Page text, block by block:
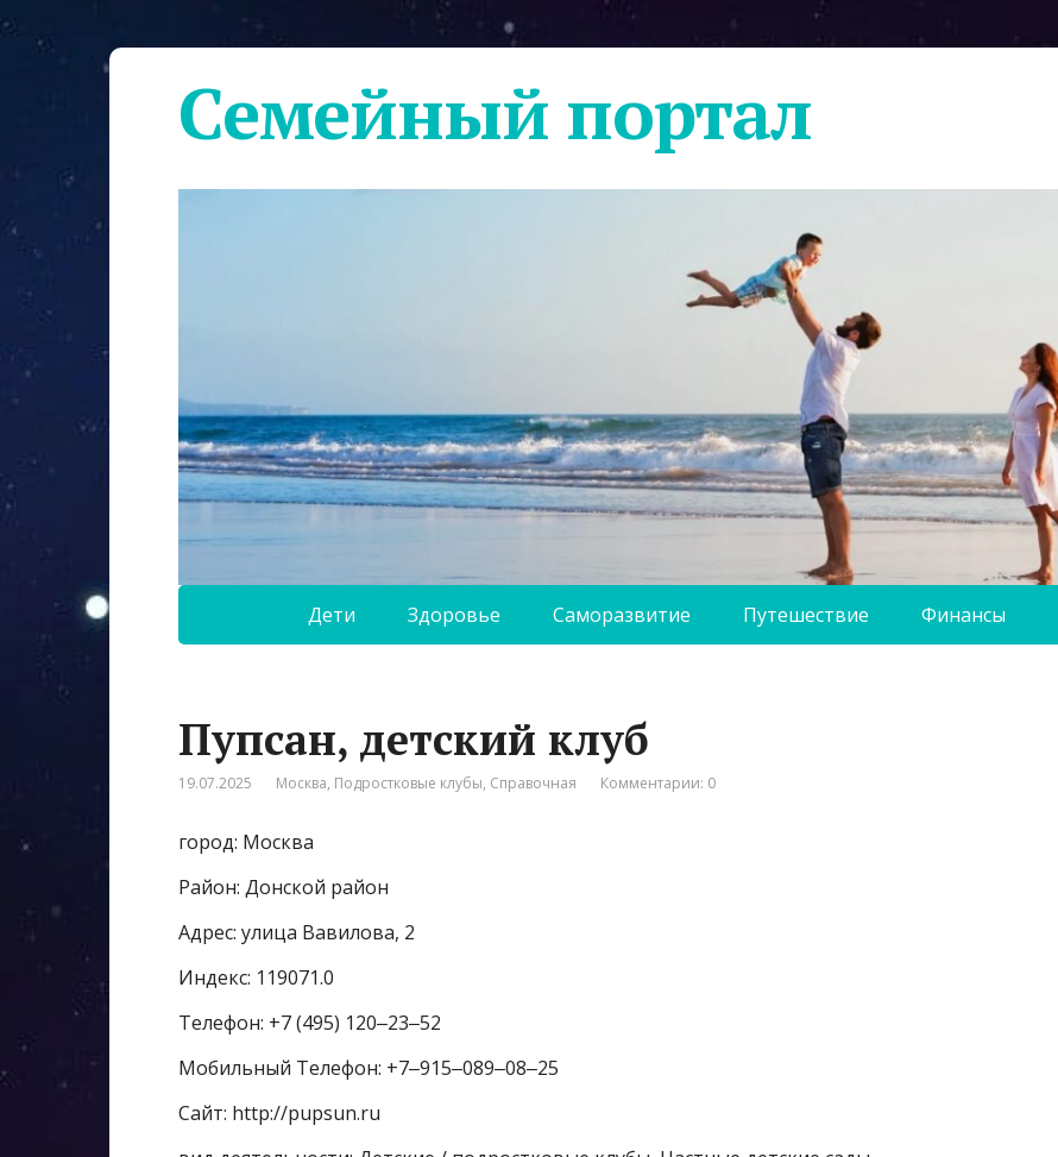
Семейный портал
Дети Здоровье Саморазвитие Путешествие Финансы
Пупсан, детский клуб
19.07.2025 Москва, Подростковые клубы, Справочная Комментарии: 0
город: Москва
Район: Донской район
Адрес: улица Вавилова, 2
Индекс: 119071.0
Телефон: +7 (495) 120‒23‒52
Мобильный Телефон: +7‒915‒089‒08‒25
Сайт: http://pupsun.ru